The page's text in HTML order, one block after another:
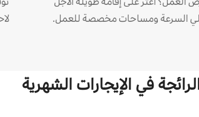
السرعة ومساحات مخصصة للعمل.
في الإيجارات الشهرية